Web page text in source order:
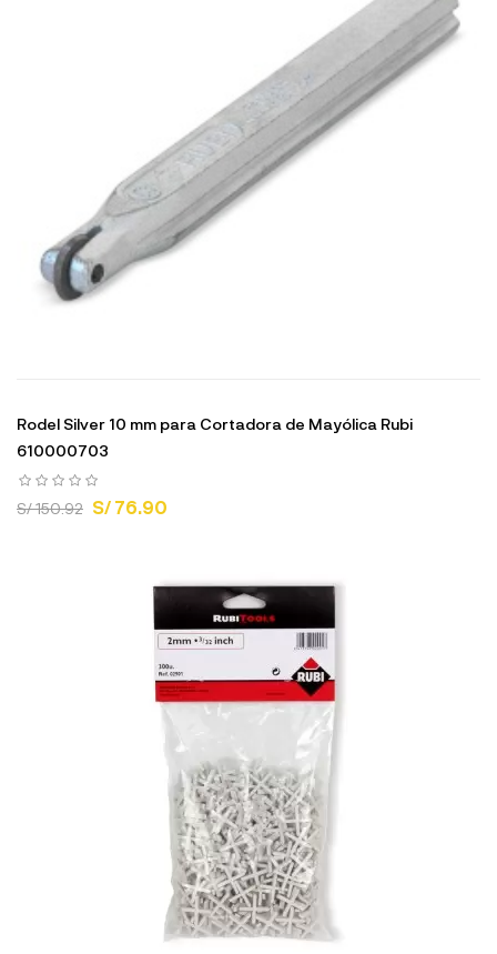
Rodel Silver 10 mm para Cortadora de Mayólica Rubi
610000703
S/ 150.92 S/ 76.90